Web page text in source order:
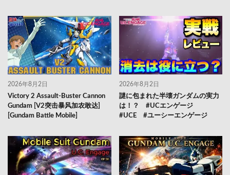
2026年8月2日
Victory 2 Assault-Buster Cannon
Gundam [V2突击暴风加农敢达]
[Gundam Battle Mobile]
2026年8月2日
謎に包まれた半壊ガンダムの実力
は！？ #UCエンゲージ
#UCE #ユーシーエンゲージ